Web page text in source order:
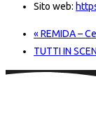
Sito web:
«REMIDA –
TUTTI IN